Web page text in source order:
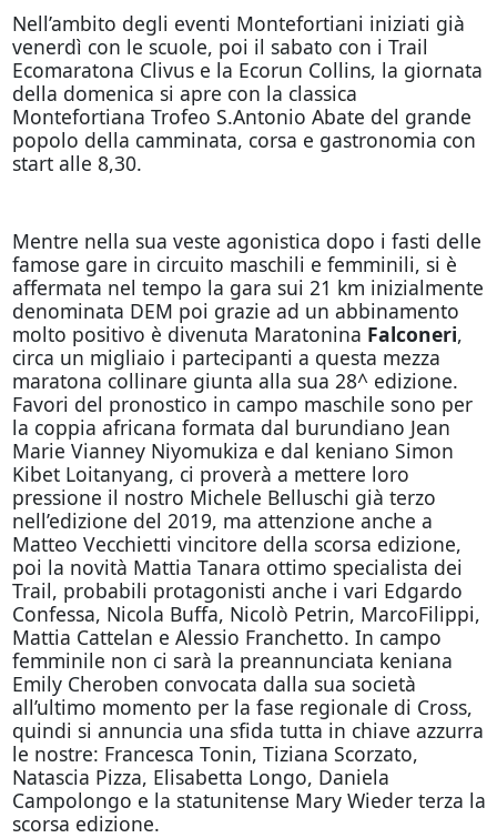
Nell’ambito degli eventi Montefortiani iniziati già
venerdì con le scuole, poi il sabato con i Trail
Ecomaratona Clivus e la Ecorun Collins, la giornata
della domenica si apre con la classica
Montefortiana Trofeo S.Antonio Abate del grande
popolo della camminata, corsa e gastronomia con
start alle 8,30.
Mentre nella sua veste agonistica dopo i fasti delle
famose gare in circuito maschili e femminili, si è
affermata nel tempo la gara sui 21 km inizialmente
denominata DEM poi grazie ad un abbinamento
molto positivo è divenuta Maratonina Falconeri,
circa un migliaio i partecipanti a questa mezza
maratona collinare giunta alla sua 28^ edizione.
Favori del pronostico in campo maschile sono per
la coppia africana formata dal burundiano Jean
Marie Vianney Niyomukiza e dal keniano Simon
Kibet Loitanyang, ci proverà a mettere loro
pressione il nostro Michele Belluschi già terzo
nell’edizione del 2019, ma attenzione anche a
Matteo Vecchietti vincitore della scorsa edizione,
poi la novità Mattia Tanara ottimo specialista dei
Trail, probabili protagonisti anche i vari Edgardo
Confessa, Nicola Buffa, Nicolò Petrin, MarcoFilippi,
Mattia Cattelan e Alessio Franchetto. In campo
femminile non ci sarà la preannunciata keniana
Emily Cheroben convocata dalla sua società
all’ultimo momento per la fase regionale di Cross,
quindi si annuncia una sfida tutta in chiave azzurra
le nostre: Francesca Tonin, Tiziana Scorzato,
Natascia Pizza, Elisabetta Longo, Daniela
Campolongo e la statunitense Mary Wieder terza la
scorsa edizione.